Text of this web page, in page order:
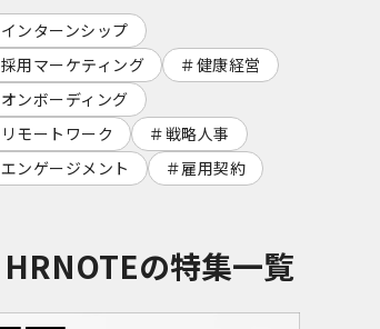
インターンシップ
採用マーケティング
健康経営
オンボーディング
リモートワーク
戦略人事
エンゲージメント
雇用契約
HRNOTEの特集一覧